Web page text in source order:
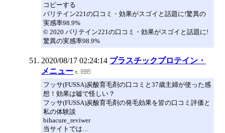
コピーする
バリテイン221の口コミ・効果がスゴイと話題に!驚異の
実感率98.9%
© 2020 バリテイン221の口コミ・効果がスゴイと話題に!
驚異の実感率98.9%
2020/08/17 02:24:14 プラスチックプロテイン・
メニュー
フッサ(FUSSA)炭酸育毛剤の口コミと37歳主婦が使った感
想！効果は嘘で怪しい？
フッサ(FUSSA)炭酸育毛剤の発毛効果を皆の口コミ評価と
私の体験談
bihacure_reviwer
当サイトでは…